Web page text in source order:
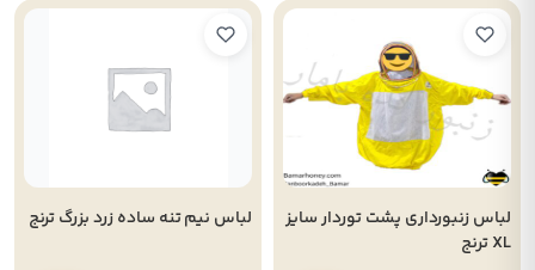
لباس زنبورداری پشت توردار سایز
XL ترنج
لباس نیم تنه ساده زرد بزرگ ترنج